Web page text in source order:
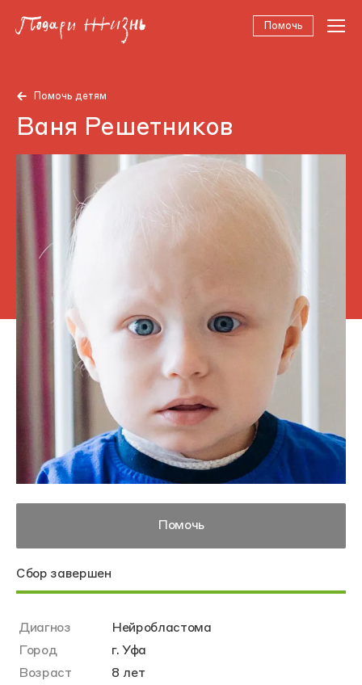
Помочь
Помочь детям
Ваня Решетников
Помочь
Сбор завершен
Диагноз
Нейробластома
Город
г. Уфа
Возраст
8 лет